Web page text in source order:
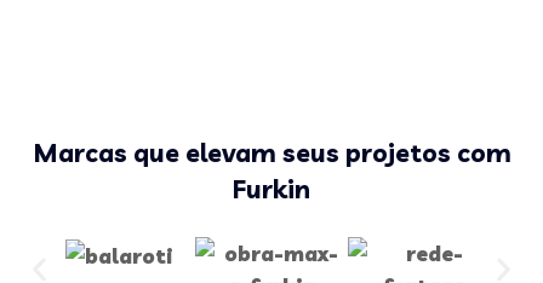
Marcas que elevam seus projetos com
Furkin